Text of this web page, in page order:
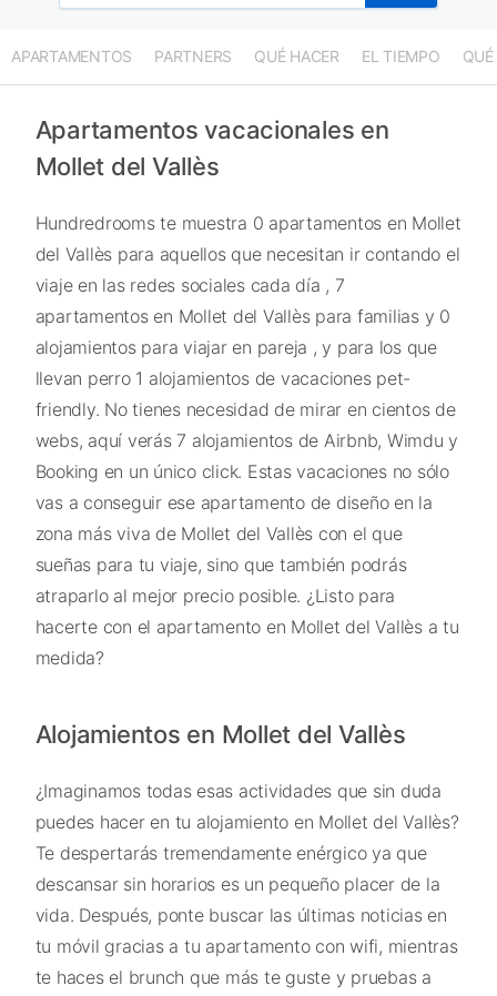
APARTAMENTOS PARTNERS QUÉ HACER EL TIEMPO QUÉ
Apartamentos vacacionales en
Mollet del Vallès
Hundredrooms te muestra 0 apartamentos en Mollet
del Vallès para aquellos que necesitan ir contando el
viaje en las redes sociales cada día , 7
apartamentos en Mollet del Vallès para familias y 0
alojamientos para viajar en pareja , y para los que
llevan perro 1 alojamientos de vacaciones pet-
friendly. No tienes necesidad de mirar en cientos de
webs, aquí verás 7 alojamientos de Airbnb, Wimdu y
Booking en un único click. Estas vacaciones no sólo
vas a conseguir ese apartamento de diseño en la
zona más viva de Mollet del Vallès con el que
sueñas para tu viaje, sino que también podrás
atraparlo al mejor precio posible. ¿Listo para
hacerte con el apartamento en Mollet del Vallès a tu
medida?
Alojamientos en Mollet del Vallès
¿Imaginamos todas esas actividades que sin duda
puedes hacer en tu alojamiento en Mollet del Vallès?
Te despertarás tremendamente enérgico ya que
descansar sin horarios es un pequeño placer de la
vida. Después, ponte buscar las últimas noticias en
tu móvil gracias a tu apartamento con wifi, mientras
te haces el brunch que más te guste y pruebas a